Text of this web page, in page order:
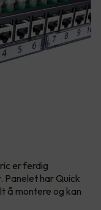
er ferdig
Panelet har Quick
å montere og kan